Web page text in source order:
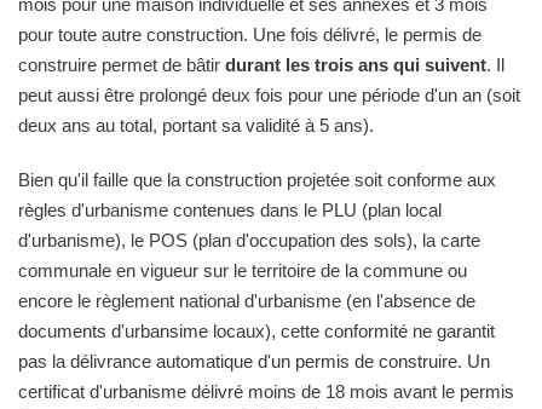
pour toute autre construction. Une fois délivré, le permis de
construire permet de bâtir durant les trois ans qui suivent. Il
peut aussi être prolongé deux fois pour une période d'un an (soit
deux ans au total, portant sa validité à 5 ans).
Bien qu'il faille que la construction projetée soit conforme aux
règles d'urbanisme contenues dans le PLU (plan local
d'urbanisme), le POS (plan d'occupation des sols), la carte
communale en vigueur sur le territoire de la commune ou
encore le règlement national d'urbanisme (en l'absence de
documents d'urbansime locaux), cette conformité ne garantit
pas la délivrance automatique d'un permis de construire. Un
certificat d'urbanisme délivré moins de 18 mois avant le permis